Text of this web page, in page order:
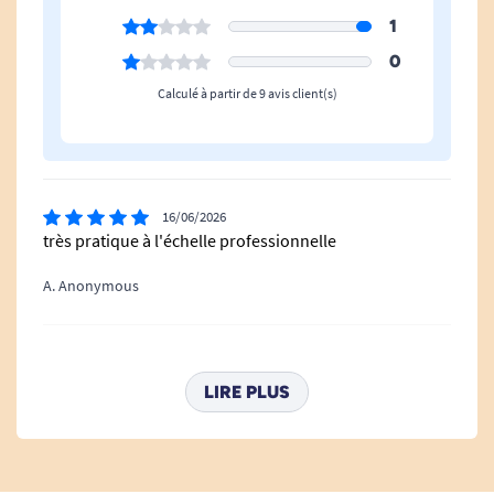
1
0
Calculé à partir de 9 avis client(s)
16/06/2026
très pratique à l'échelle professionnelle
A. Anonymous
LIRE PLUS